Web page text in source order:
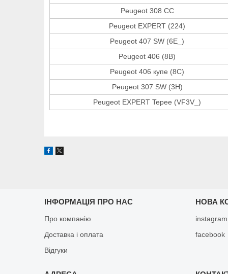
Peugeot 308 CC
Peugeot EXPERT (224)
Peugeot 407 SW (6E_)
Peugeot 406 (8B)
Peugeot 406 купе (8C)
Peugeot 307 SW (3H)
Peugeot EXPERT Tepee (VF3V_)
ІНФОРМАЦІЯ ПРО НАС
Про компанію
Доставка і оплата
Відгуки
НОВА
instagram
facebook